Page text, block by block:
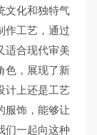
文化和独特气
作工艺，通过
适合现代审美
色，展现了新
计上还是工艺
服饰，能够让
们一起向这种